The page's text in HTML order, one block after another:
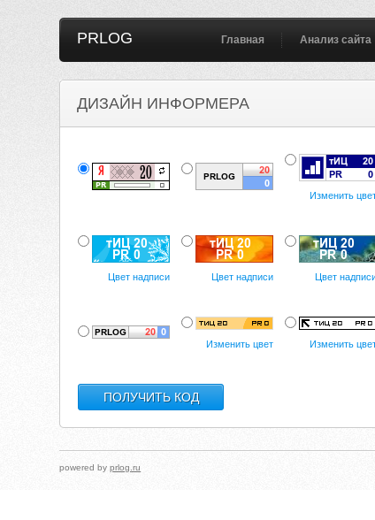
PRLOG Главная Анализ сайта
ДИЗАЙН ИНФОРМЕРА
Изменить
Цвет надписи Цвет надписи Цвет
Изменить цвет Изменить
powered byprlog.ru